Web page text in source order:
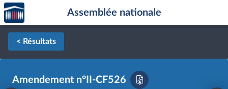
Aller au contenu
Aller en bas de la page
Accèder
à la
page
d'accueil
Assemblée nationale
< Résultats
Amendement n°II-CF526